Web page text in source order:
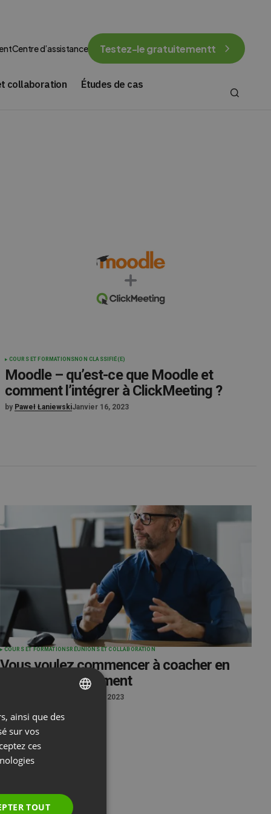
Centre d’assistance Testez-le gratuitementt
collaboration
Études de cas
COURS ET FORMATIONS NON CLASSIFIÉ(E)
Moodle – qu’est-ce que Moodle et
comment l’intégrer à ClickMeeting ?
by Paweł ŁaniewskiJanvier 16, 2023
COURS ET FORMATIONS RÉUNIONS ET COLLABORATION
Vous voulez commencer à coacher en
ligne ? Voici comment
Janvier 11, 2023
ENGLISH
RUSSIAN
ainsi que des
sur vos
ces
TOUT